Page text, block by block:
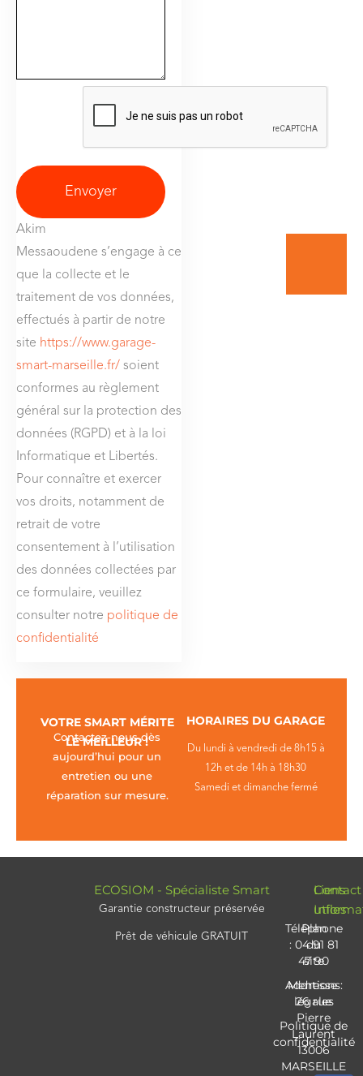
Envoyer
Akim
Messaoudene s’engage à ce
que la collecte et le
traitement de vos données,
effectués à partir de notre
site https://www.garage-
smart-marseille.fr/ soient
conformes au règlement
général sur la protection des
données (RGPD) et à la loi
Informatique et Libertés.
Pour connaître et exercer
vos droits, notamment de
retrait de votre
consentement à l’utilisation
des données collectées par
ce formulaire, veuillez
consulter notre politique de
confidentialité
VOTRE SMART MÉRITE
LE MEILLEUR !
Contactez-nous dès
aujourd’hui pour un
entretien ou une
réparation sur mesure.
HORAIRES DU GARAGE
Du lundi à vendredi de 8h15 à
12h et de 14h à 18h30
Samedi et dimanche fermé
ECOSIOM - Spécialiste Smart
Garantie constructeur préservée
Prêt de véhicule GRATUIT
Contact
Téléphone
: 04 91 81
47 90
Addresse :
26 rue
Pierre
Laurent
13006
MARSEILLE
Liens
utiles
Plan
du
site
Mentions
légales
Politique de
confidentialité